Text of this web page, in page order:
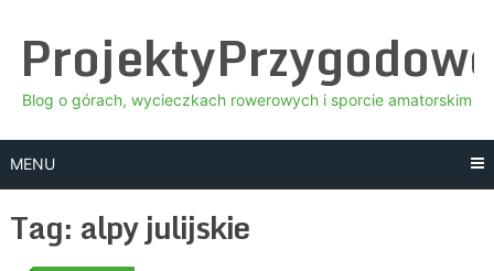
content
Blog o górach, wycieczkach rowerowych i sporcie amatorskim
MENU
Tag: alpy julijskie